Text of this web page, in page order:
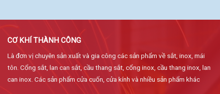
CƠ KHÍ THÀNH CÔNG
Là đơn vị chuyên sản xuất và gia công các sản phẩm về sắt, inox, mái
tôn. Cổng sắt, lan can sắt, cầu thang sắt, cổng inox, cầu thang inox, lan
can inox. Các sản phẩm cửa cuốn, cửa kính và nhiều sản phẩm khác